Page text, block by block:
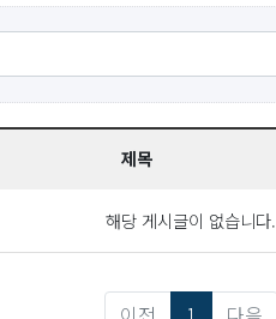
제목
해당 게시글이 없습니다.